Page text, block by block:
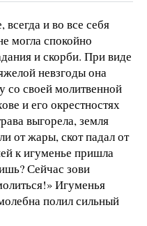
и во все себя
могла спокойно
и скорби. При виде
невзгоды она
со своей молитвенной
и его окрестностях
выгорела, земля
от жары, скот падал от
к игуменье пришла
Сейчас зови
Игуменья
полил сильный